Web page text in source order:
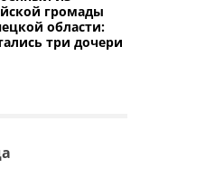
громады
области:
три дочери